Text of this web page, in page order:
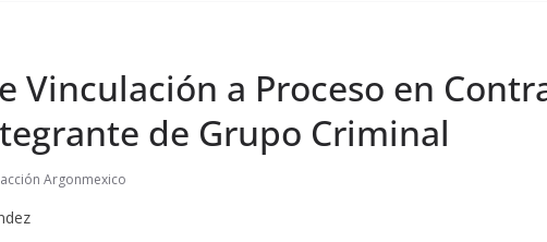
Vinculación a Proceso en
de Grupo Criminal
Argonmexico